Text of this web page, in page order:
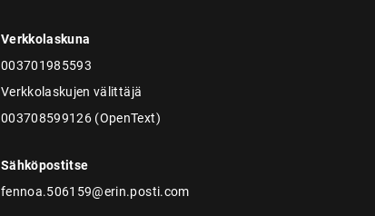
Verkkolaskuna
003701985593
Verkkolaskujen välittäjä
003708599126 (OpenText)
Sähköpostitse
fennoa.506159@erin.posti.com